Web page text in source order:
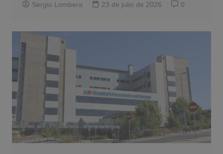
Sergio Lombera 23 de julio de 2026 0